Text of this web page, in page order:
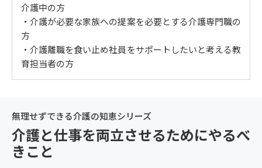
親がなくしがちな家の鍵も遠隔で操作できる 【スマー
トロック】
マートディスプレイ】
怪しげな訪問販売や電話勧誘を撃退する方法 【インタ
ーホン・固定電話の機能】
ひとり歩き（徘徊）にGPS機器は有効か？ 【GPS機器
の携帯】
ひとり歩き（徘徊）を防止するための鍵の工夫 【補助
錠の活用】
介護中の方
・介護が必要な家族への提案を必要とする介護専門職の
方
・介護離職を食い止め社員をサポートしたいと考える教
育担当者の方
無理せずできる介護の知恵シリーズ
介護と仕事を両立させるためにやるべ
きこと